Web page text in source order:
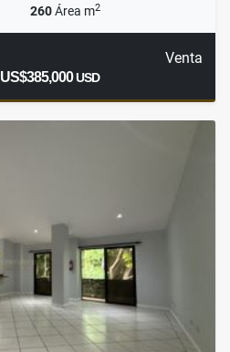
260Área m2
Venta
US$385,000USD